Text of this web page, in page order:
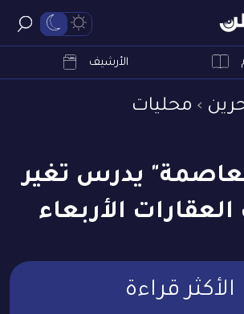
الأرشيف
محليات
العاصمة" يدرس تغير
الأربعاء
الأكثر قراءة